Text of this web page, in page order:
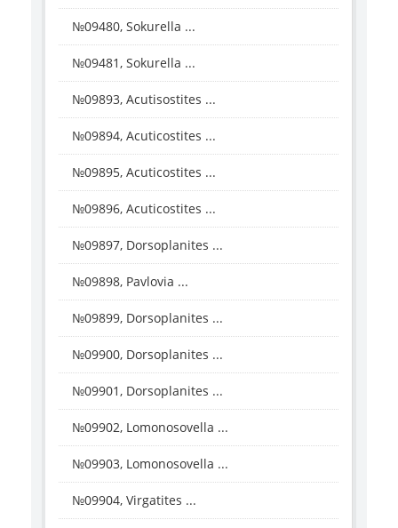
№09480, Sokurella ...
№09481, Sokurella ...
№09893, Acutisostites ...
№09894, Acuticostites ...
№09895, Acuticostites ...
№09896, Acuticostites ...
№09897, Dorsoplanites ...
№09898, Pavlovia ...
№09899, Dorsoplanites ...
№09900, Dorsoplanites ...
№09901, Dorsoplanites ...
№09902, Lomonosovella ...
№09903, Lomonosovella ...
№09904, Virgatites ...